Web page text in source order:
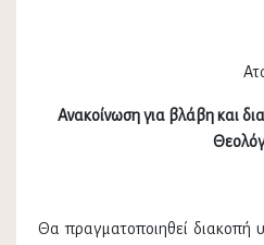
Ανακοίνωση για βλάβη και
Θα πραγματοποιηθεί διακοπή